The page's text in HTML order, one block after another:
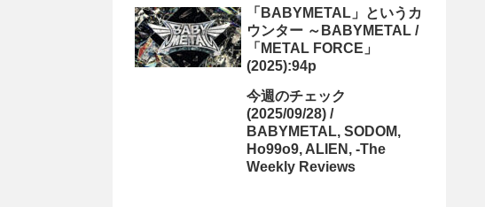
「BABYMETAL」というカ
ウンター ～BABYMETAL /
「METAL FORCE」
(2025):94p
今週のチェック
(2025/09/28) /
BABYMETAL, SODOM,
Ho99o9, ALIEN, -The
Weekly Reviews